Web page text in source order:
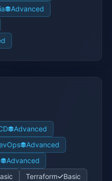
Advanced
Advanced
Advanced
Advanced
Terraform Basic